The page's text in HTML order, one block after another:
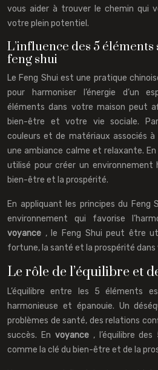
vous aider à trouver le chemin qui
votre plein potentiel.
L’influence des 5 éléments
feng shui
Le Feng Shui est une pratique
pour harmoniser l’énergie d’un
éléments dans votre maison peut
bien-être et votre vie sociale.
couleurs et de matériaux associés à
une ambiance calme et relaxante. En
utilisé pour créer un environnement
bien-être et la prospérité.
En appliquant les principes du Feng
environnement qui favorise
voyance , le Feng Shui peut être
fortune, la santé et la prospérité dans
Le rôle de l’équilibre et
L’équilibre entre les 5 éléments
harmonieuse et épanouie. Un
problèmes de santé, des relations
succès. En voyance , l’équilibre
comme la clé du bien-être et de la